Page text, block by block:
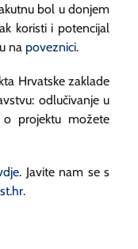
bol u donjem
koristi i potencijal
na poveznici.
Hrvatske zaklade
odlučivanje u
projektu možete
. Javite nam se s
.